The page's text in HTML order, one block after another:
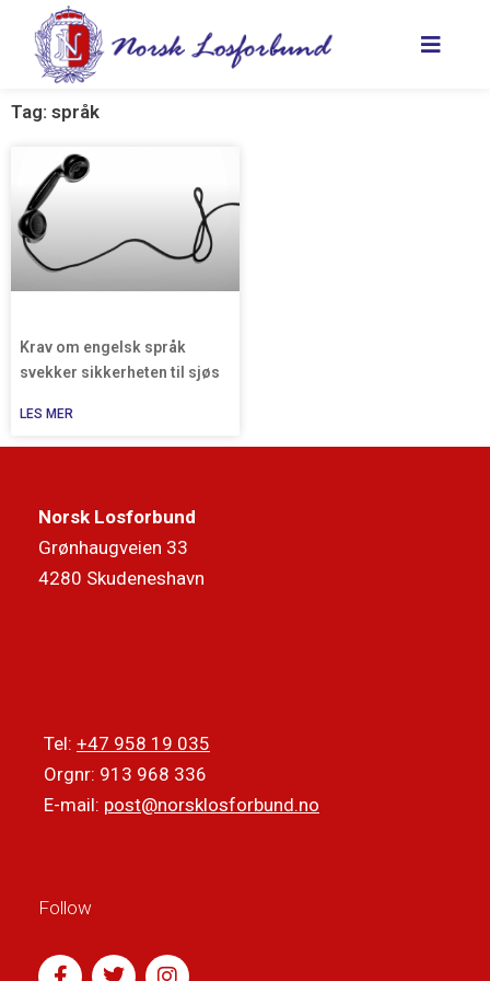
innholdet
Tag: språk
Krav om engelsk språk
svekker sikkerheten til sjøs
LES MER
Norsk Losforbund
Grønhaugveien 33
4280 Skudeneshavn
Tel: +47 958 19 035
Orgnr: 913 968 336
E-mail: post@norsklosforbund.no
Follow
F
T
I